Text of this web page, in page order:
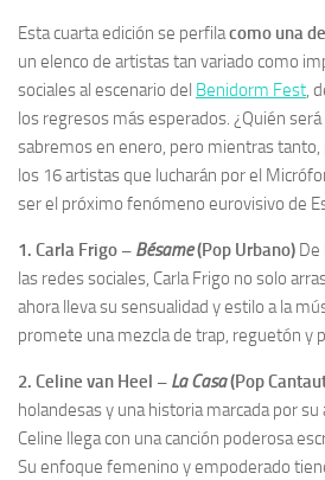
Esta cuarta edición se perfilacomo una
un elenco de artistas tan variado como
sociales al escenario del Benidorm Fest,
los regresos más esperados. ¿Quién
sabremos en enero, pero mientras tanto,
los 16 artistas que lucharán por el
ser el próximo fenómeno eurovisivo de
1. Carla Frigo – Bésame(Pop Urbano) De
las redes sociales, Carla Frigo no solo
ahora lleva su sensualidad y estilo a la
promete una mezcla de trap, reguetón y
2. Celine van Heel – La Casa(Pop
holandesas y una historia marcada por su
Celine llega con una canción poderosa
Su enfoque femenino y empoderado